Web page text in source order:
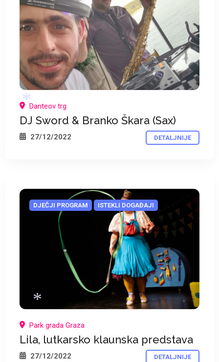
Danteov trg
DJ Sword & Branko Škara (Sax)
27/12/2022 DETALJNIJE
DJEČJI PROGRAM ISTEKLI DOGAĐAJI
Park grada Graza
Lila, lutkarsko klaunska predstava
27/12/2022 DETALJNIJE
*